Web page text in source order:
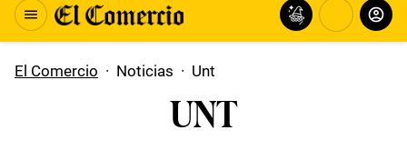
El Comercio · Noticias · Unt
UNT